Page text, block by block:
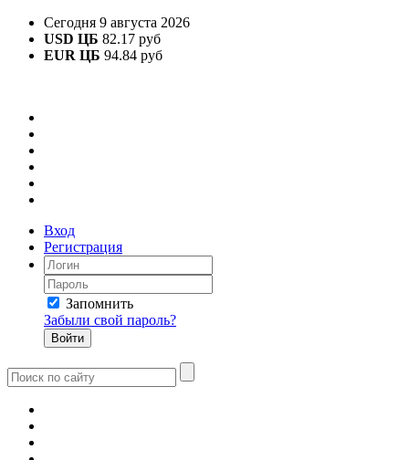
Сегодня 9 августа 2026
USD ЦБ 82.17 руб
EUR ЦБ 94.84 руб
Вход
Регистрация
Запомнить
Забыли свой пароль?